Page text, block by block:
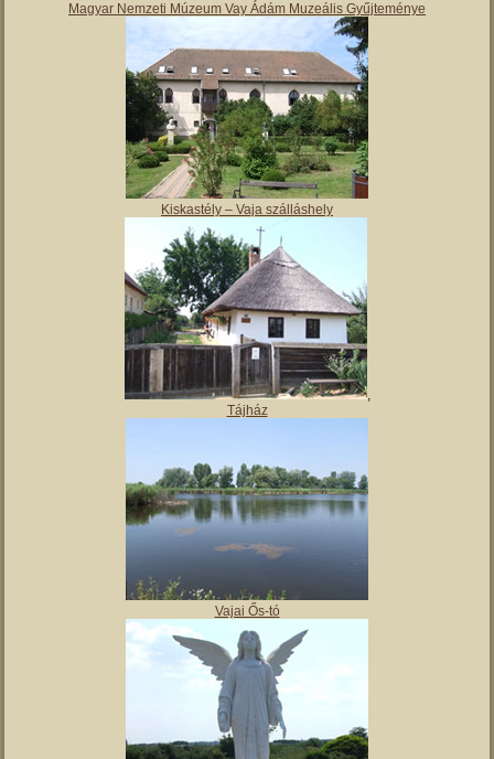
Magyar Nemzeti Múzeum Vay Ádám Muzeális Gyűjteménye
Kiskastély – Vaja szálláshely
,
Tájház
Vajai Ős-tó